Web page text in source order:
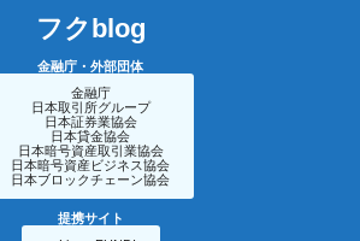
フクblog
金融庁・外部団体
金融庁
日本取引所グループ
日本証券業協会
日本貸金協会
日本暗号資産取引業協会
日本暗号資産ビジネス協会
日本ブロックチェーン協会
提携サイト